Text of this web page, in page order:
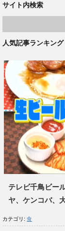
サイト内検索
人気記事ランキング
テレビ千鳥ビー
ヤ、ケンコバ、
カテゴリ: 食